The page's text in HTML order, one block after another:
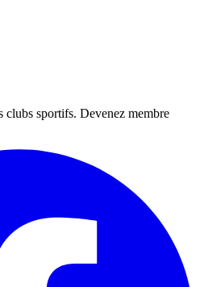
sportifs. Devenez membre